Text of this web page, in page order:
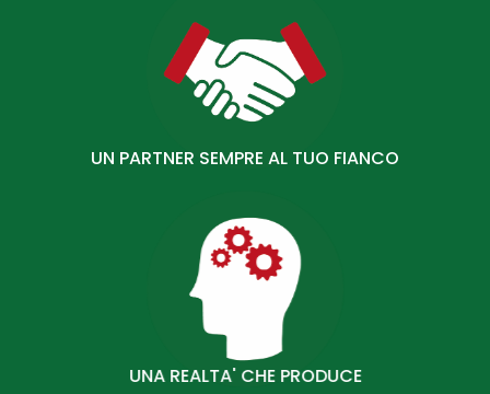
UN PARTNER SEMPRE AL TUO FIANCO
UNA REALTA' CHE PRODUCE